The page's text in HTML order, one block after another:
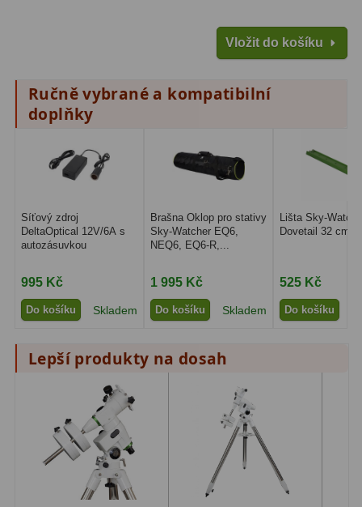
Divadelní2
Univerzální41
Dálkoměry a Noční vidění
Noční vidění8
Mikroskopy
Pro děti5
Kapesní 10
Příslušenství 16
Vložit do košíku
Ručně vybrané a kompatibilní
doplňky
Síťový zdroj
DeltaOptical 12V/6A s
autozásuvkou
995 Kč
Do košíku Skladem
Brašna Oklop pro stativy
Sky-Watcher EQ6,
NEQ6, EQ6-R,...
1 995 Kč
Do košíku Skladem
Lišta Sky-
Dovetail 32 cm
525 Kč
Do košíku
Lepší produkty na dosah